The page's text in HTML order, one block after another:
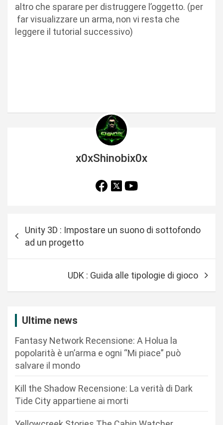
altro che sparare per distruggere l’oggetto. (per
far visualizzare un arma, non vi resta che
leggere il tutorial successivo)
x0xShinobix0x
Unity 3D : Impostare un suono di sottofondo
ad un progetto
UDK : Guida alle tipologie di gioco
Ultime news
Fantasy Network Recensione: A Holua la
popolarità è un’arma e ogni “Mi piace” può
salvare il mondo
Kill the Shadow Recensione: La verità di Dark
Tide City appartiene ai morti